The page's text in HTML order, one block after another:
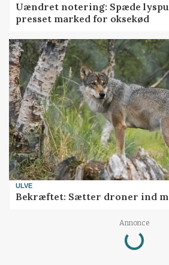
Uændret notering: Spæde
presset marked for oksekød
ULVE
Bekræftet: Sætter droner ind
Annonce
Loading...